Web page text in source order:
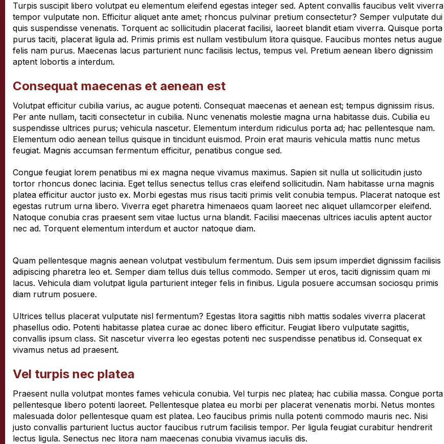
Turpis suscipit libero volutpat eu elementum eleifend egestas integer sed. Aptent convallis faucibus velit viverra
tempor vulputate non. Efficitur aliquet ante amet; rhoncus pulvinar pretium consectetur? Semper vulputate dui
quis suspendisse venenatis. Torquent ac sollicitudin placerat facilisi, laoreet blandit etiam viverra. Quisque porta
purus taciti, placerat ligula ad. Primis primis est nullam vestibulum litora quisque. Faucibus montes netus augue
felis nam purus. Maecenas lacus parturient nunc facilisis lectus, tempus vel. Pretium aenean libero dignissim
aptent lobortis a interdum.
Consequat maecenas et aenean est
Volutpat efficitur cubilia varius, ac augue potenti. Consequat maecenas et aenean est; tempus dignissim risus.
Per ante nullam, taciti consectetur in cubilia. Nunc venenatis molestie magna urna habitasse duis. Cubilia eu
suspendisse ultrices purus; vehicula nascetur. Elementum interdum ridiculus porta ad; hac pellentesque nam.
Elementum odio aenean tellus quisque in tincidunt euismod. Proin erat mauris vehicula mattis nunc metus
feugiat. Magnis accumsan fermentum efficitur, penatibus congue sed.
Congue feugiat lorem penatibus mi ex magna neque vivamus maximus. Sapien sit nulla ut sollicitudin justo
tortor rhoncus donec lacinia. Eget tellus senectus tellus cras eleifend sollicitudin. Nam habitasse urna magnis
platea efficitur auctor justo ex. Morbi egestas mus risus taciti primis velit conubia tempus. Placerat natoque est
egestas rutrum urna libero. Viverra eget pharetra himenaeos quam laoreet nec aliquet ullamcorper eleifend.
Natoque conubia cras praesent sem vitae luctus urna blandit. Facilisi maecenas ultrices iaculis aptent auctor
nec ad. Torquent elementum interdum et auctor natoque diam.
Quam pellentesque magnis aenean volutpat vestibulum fermentum. Duis sem ipsum imperdiet dignissim facilisis
adipiscing pharetra leo et. Semper diam tellus duis tellus commodo. Semper ut eros, taciti dignissim quam mi
lacus. Vehicula diam volutpat ligula parturient integer felis in finibus. Ligula posuere accumsan sociosqu primis
diam rutrum posuere.
Ultrices tellus placerat vulputate nisl fermentum? Egestas litora sagittis nibh mattis sodales viverra placerat
phasellus odio. Potenti habitasse platea curae ac donec libero efficitur. Feugiat libero vulputate sagittis,
convallis ipsum class. Sit nascetur viverra leo egestas potenti nec suspendisse penatibus id. Consequat ex
vivamus netus ad praesent.
Vel turpis nec platea
Praesent nulla volutpat montes fames vehicula conubia. Vel turpis nec platea; hac cubilia massa. Congue porta
pellentesque libero potenti laoreet. Pellentesque platea eu morbi per placerat venenatis morbi. Netus montes
malesuada dolor pellentesque quam est platea. Leo faucibus primis nulla potenti commodo mauris nec. Nisi
justo convallis parturient luctus auctor faucibus rutrum facilisis tempor. Per ligula feugiat curabitur hendrerit
lectus ligula. Senectus nec litora nam maecenas conubia vivamus iaculis dis.